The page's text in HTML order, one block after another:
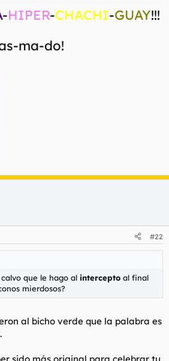
-HIPER-CHACHI-GUAY!!!
ma-do!
#22
que le hago al intercepto al final
mierdosos?
al bicho verde que la palabra es